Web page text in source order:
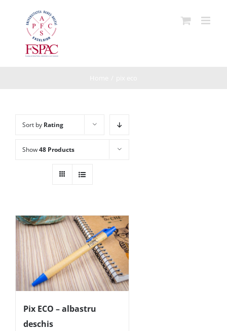
Sort by Rating
Show48 Products
Pix ECO – albastru
deschis